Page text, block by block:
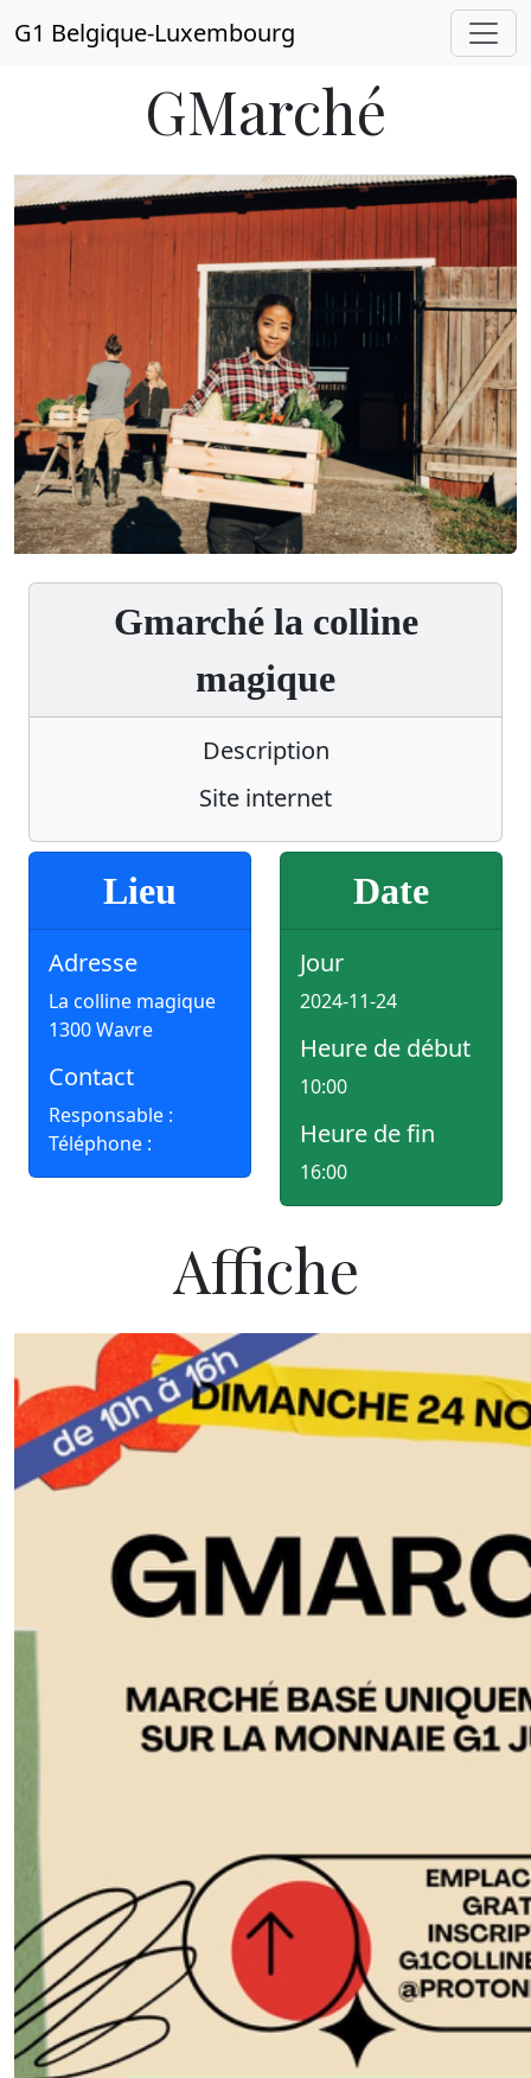
G1 Belgique-Luxembourg
GMarché
Gmarché la colline
magique
Description
Site internet
Lieu
Adresse
La colline magique
1300 Wavre
Contact
Responsable :
Téléphone :
Date
Jour
2024-11-24
Heure de début
10:00
Heure de fin
16:00
Affiche